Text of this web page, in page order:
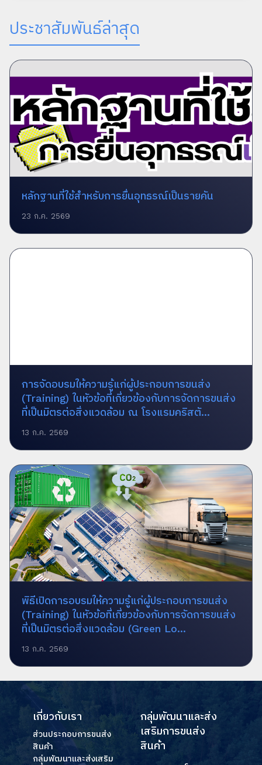
ประชาสัมพันธ์ล่าสุด
หลักฐานที่ใช้สำหรับการยื่นอุทธรณ์เป็นรายคัน
23 ก.ค. 2569
การจัดอบรมให้ความรู้แก่ผู้ประกอบการขนส่ง
(Training) ในหัวข้อที่เกี่ยวข้องกับการจัดการขนส่ง
ที่เป็นมิตรต่อสิ่งแวดล้อม ณ โรงแรมคริสตั...
13 ก.ค. 2569
พิธีเปิดการอบรมให้ความรู้แก่ผู้ประกอบการขนส่ง
(Training) ในหัวข้อที่เกี่ยวข้องกับการจัดการขนส่ง
ที่เป็นมิตรต่อสิ่งแวดล้อม (Green Lo...
13 ก.ค. 2569
เกี่ยวกับเรา
ส่วนประกอบการขนส่ง
สินค้า
กลุ่มพัฒนาและส่งเสริม
กลุ่มพัฒนาและส่ง
เสริมการขนส่ง
สินค้า